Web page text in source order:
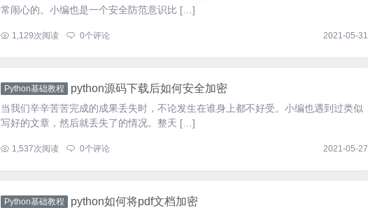
常闹心的。小编也是一个安全防范意识比 […]
... 1,129次阅读 0个评论 2021-05-31
Python基础教程 python源码下载后如何安全加密
当我们辛辛苦苦完成的成果丢失时，不论发生在谁身上都不好受。小编也遇到过类似
写好的文章，然后就丢失了的情况。整天 […]
... 1,537次阅读 0个评论 2021-05-27
Python基础教程 python如何将pdf文档加密